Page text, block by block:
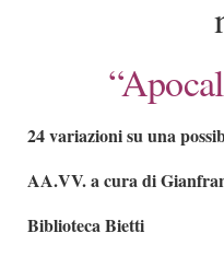
Partnership
Giallo Stresa
24 variazioni su una
AA.VV.a cura di
Biblioteca Bietti